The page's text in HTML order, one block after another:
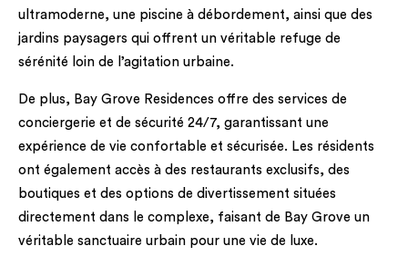
ultramoderne, une piscine à débordement, ainsi que des
jardins paysagers qui offrent un véritable refuge de
sérénité loin de l’agitation urbaine.
De plus, Bay Grove Residences offre des services de
conciergerie et de sécurité 24/7, garantissant une
expérience de vie confortable et sécurisée. Les résidents
ont également accès à des restaurants exclusifs, des
boutiques et des options de divertissement situées
directement dans le complexe, faisant de Bay Grove un
véritable sanctuaire urbain pour une vie de luxe.